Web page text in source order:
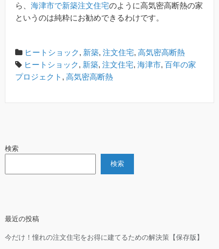
ら、 海津市で新築注文住宅のように高気密高断熱の家
というのは純粋にお勧めできるわけです。
ヒートショック , 新築, 注文住宅, 高気密高断熱
ヒートショック , 新築, 注文住宅, 海津市, 百年の家
プロジェクト , 高気密高断熱
検索
検索
最近の投稿
今だけ！憧れの注文住宅をお得に建てるための解決策【保存版】